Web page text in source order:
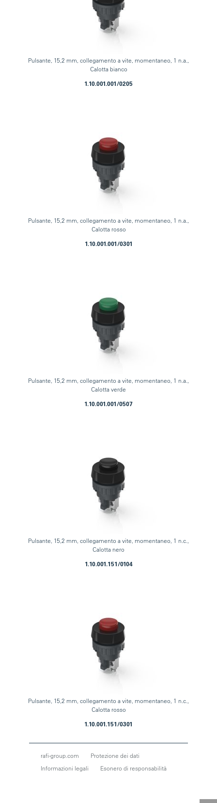
Pulsante, 15,2 mm, collegamento a vite, momentaneo, 1 n.a.,
Calotta bianco
1.10.001.001/0205
Pulsante, 15,2 mm, collegamento a vite, momentaneo, 1 n.a.,
Calotta rosso
1.10.001.001/0301
Pulsante, 15,2 mm, collegamento a vite, momentaneo, 1 n.a.,
Calotta verde
1.10.001.001/0507
Pulsante, 15,2 mm, collegamento a vite, momentaneo, 1 n.c.,
Calotta nero
1.10.001.151/0104
Pulsante, 15,2 mm, collegamento a vite, momentaneo, 1 n.c.,
Calotta rosso
1.10.001.151/0301
rafi-group.com
Protezione dei dati
Informazioni legali
Esonero di responsabilità